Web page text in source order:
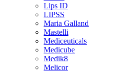
Lips ID
LIPSS
Maria Galland
Mastelli
Mediceuticals
Medicube
Medik8
Melicor